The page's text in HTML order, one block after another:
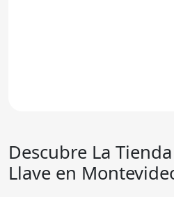
Descubre La
Llave en